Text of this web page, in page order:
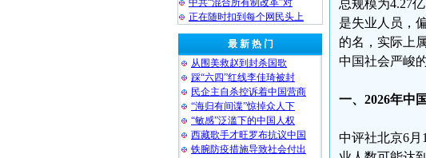
中共“混合所有制改革”对
正在随时扣到每个网民头上
最 新 热 门
从围美救赵到封杀国歌
踩“六四”红线李佳琦被封
民企主自杀控诉着中国营商
“海归有间谍”惊掉众人下
“敏感”泛滥下的中国人权
西藏歌手才旺罗布抗议中国
铁腕防疫措施导致社会付出
总规模为4.27
是失业人员，
的名，实际上
中国社会严峻
一、2026年中
中评社北京6月